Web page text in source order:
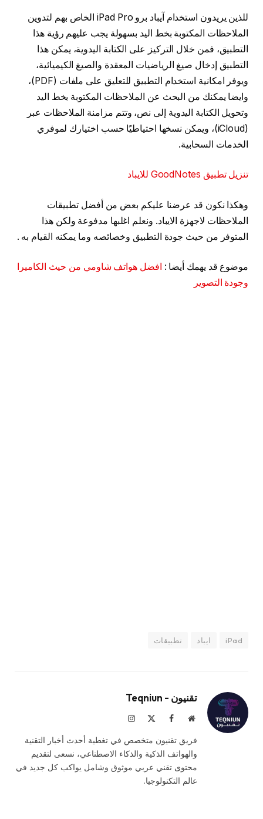
للذين يريدون استخدام آيباد برو iPad Pro الخاص بهم لتدوين
الملاحظات المكتوبة بخط اليد بسهولة يجب عليهم رؤية هذا
التطبيق، فمن خلال التركيز على الكتابة اليدوية، يمكن هذا
التطبيق إدخال صيغ الرياضيات المعقدة والصيغ الكيميائية،
ويوفر امكانية استخدام التطبيق للتعليق على ملفات (PDF)،
وايضا يمكنك من البحث عن الملاحظات المكتوبة بخط اليد
وتحويل الكتابة اليدوية إلى نص، وتتم مزامنة الملاحظات عبر
(iCloud)، ويمكن نسخها احتياطيًا حسب اختيارك لموفري
الخدمات السحابية.
تنزيل تطبيق GoodNotes للايباد
وهكذا نكون قد عرضنا عليكم بعض من أفضل تطبيقات
الملاحظات لاجهزة الايباد. ونعلم اغلبها مدفوعة ولكن هذا
المتوفر من حيث جودة التطبيق وخصائصه وما يمكنه القيام به .
موضوع قد يهمك أيضا : افضل هواتف شاومي من حيث الكاميرا
وجودة التصوير
iPad ايباد تطبيقات
تقنيون - Teqniun
موقعفيسبوك الانستغرام
فريق تقنيون متخصص في تغطية أحدث أخبار التقنية
والهواتف الذكية والذكاء الاصطناعي، نسعى لتقديم
محتوى تقني عربي موثوق وشامل يواكب كل جديد في
عالم التكنولوجيا.